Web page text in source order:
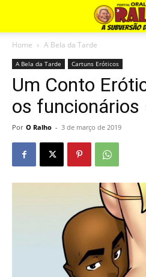
Home A Bela da Tarde
A Bela da Tarde Cartuns Eróticos
Um Conto
os funcionários
Por O Ralho - 3 de março de 2019